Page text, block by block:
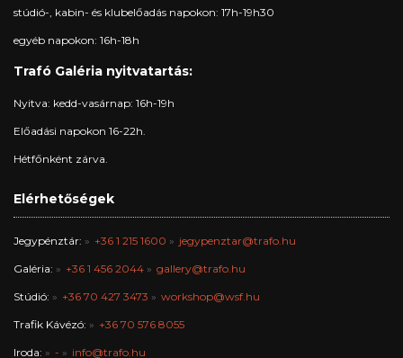
stúdió-, kabin- és klubelőadás napokon: 17h-19h30
egyéb napokon: 16h-18h
Trafó Galéria nyitvatartás:
Nyitva: kedd-vasárnap: 16h-19h
Előadási napokon 16-22h.
Hétfőnként zárva.
Elérhetőségek
Jegypénztár: +36 1 215 1600 jegypenztar@trafo.hu
Galéria: +36 1 456 2044 gallery@trafo.hu
Stúdió: +36 70 427 3473 workshop@wsf.hu
Trafik Kávézó: +36 70 576 8055
Iroda: - info@trafo.hu